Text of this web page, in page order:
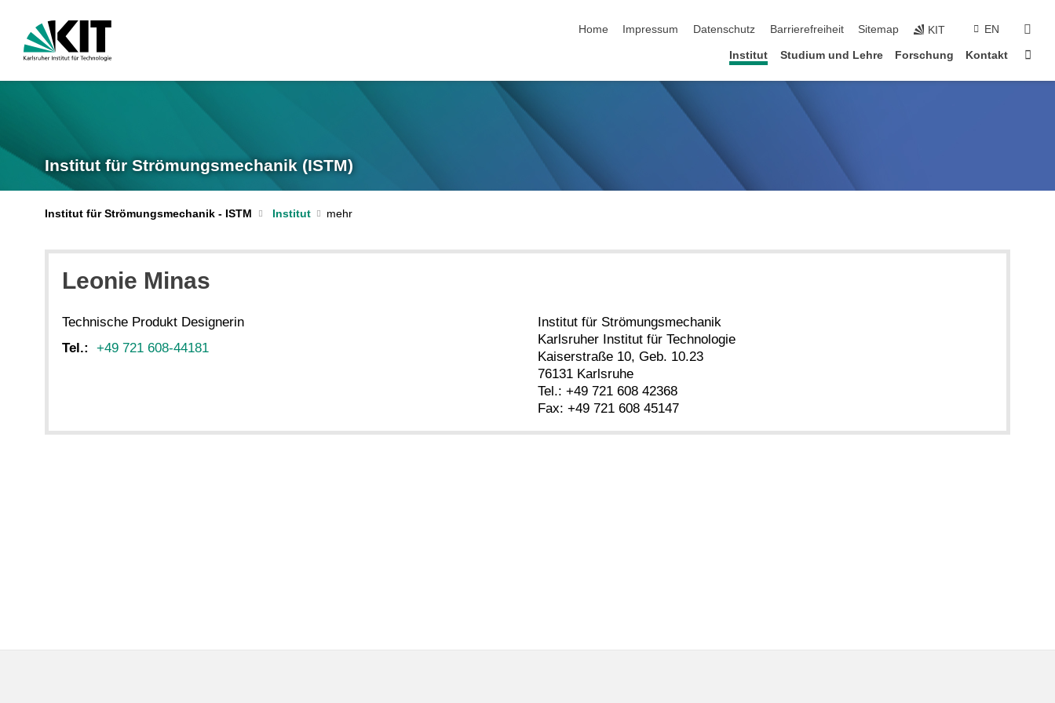
Home
Impressum Datenschutz Barrierefreiheit Sitemap KIT EN
Institut Studium und Lehre Forschung Kontakt
Institut für Strömungsmechanik (ISTM)
Institut für Strömungsmechanik - ISTM Institut
Leonie Minas
Technische Produkt Designerin
Tel.:
+49 721 608-44181
Institut für Strömungsmechanik
Karlsruher Institut für Technologie
Kaiserstraße 10, Geb. 10.23
76131 Karlsruhe
Tel.: +49 721 608 42368
Fax: +49 721 608 45147